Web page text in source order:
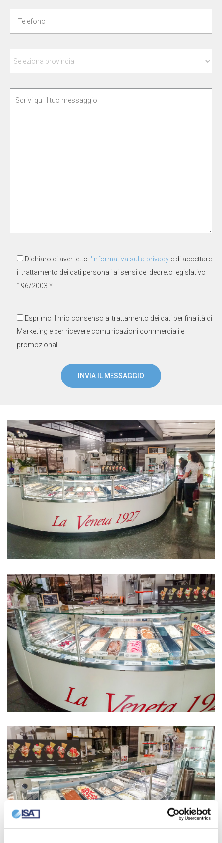
Dichiaro di aver letto l'informativa sulla privacy e di accettare
il trattamento dei dati personali ai sensi del decreto legislativo
196/2003.*
Esprimo il mio consenso al trattamento dei dati per finalità di
Marketing e per ricevere comunicazioni commerciali e
promozionali